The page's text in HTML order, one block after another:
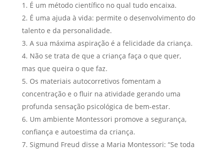
É um método científico no qual tudo encaixa.
É uma ajuda à vida: permite o desenvolvimento do
talento e da personalidade.
A sua máxima aspiração é a felicidade da criança.
Não se trata de que a criança faça o que quer,
mas que queira o que faz.
Os materiais autocorretivos fomentam a
concentração e o fluir na atividade gerando uma
profunda sensação psicológica de bem-estar.
Um ambiente Montessori promove a segurança,
confiança e autoestima da criança.
Sigmund Freud disse a Maria Montessori: “Se toda